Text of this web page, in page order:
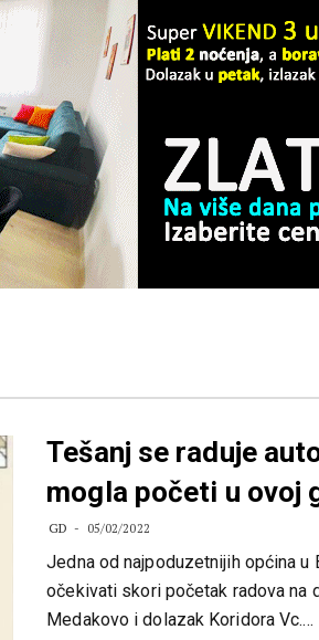
Tešanj se raduje
mogla početi u ovoj
GD 05/02/2022
Jedna od najpoduzetnijih općina